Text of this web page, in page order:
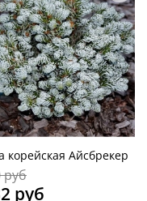
корейская Айсбрекер
руб
руб